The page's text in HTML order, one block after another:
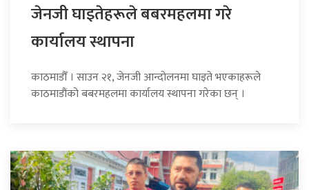
जेनजी घाइतेहरूले बबरमहलमा गरे
कार्यालय स्थापना
काठमाडौँ । साउन २१, जेनजी आन्दोलनमा घाइते भएकाहरूले
काठमाडौंको बबरमहलमा कार्यालय स्थापना गरेका छन् ।